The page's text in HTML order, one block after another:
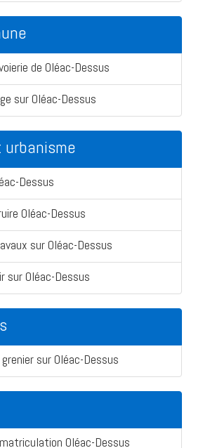
de Oléac-Dessus
sur Oléac-Dessus
Dessus
Oléac-Dessus
sur Oléac-Dessus
sur Oléac-Dessus
sur Oléac-Dessus
Oléac-Dessus